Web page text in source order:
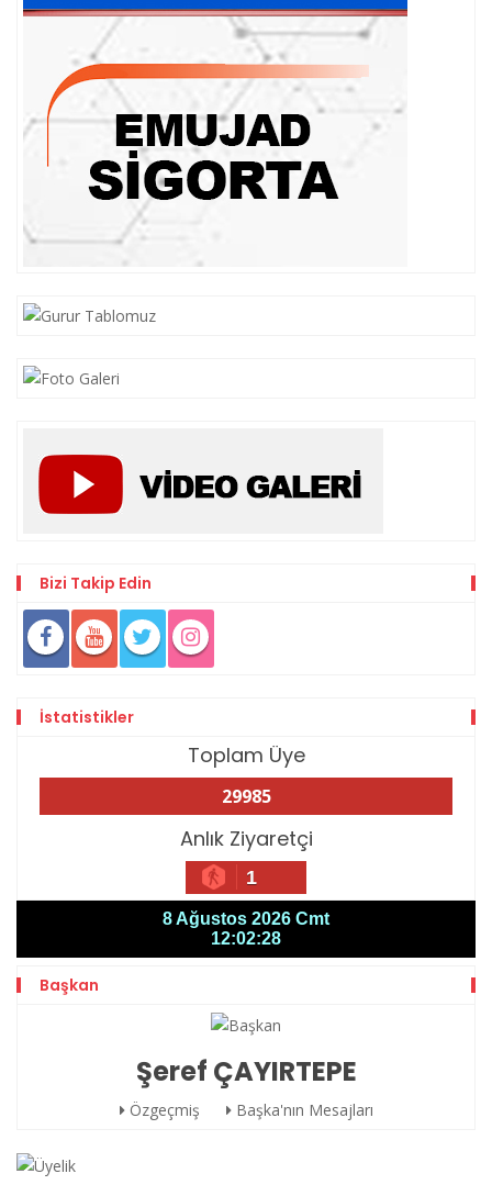
Bizi Takip Edin
İstatistikler
Toplam Üye
29985
Anlık Ziyaretçi
1
Başkan
Şeref ÇAYIRTEPE
Özgeçmiş Başka'nın Mesajları